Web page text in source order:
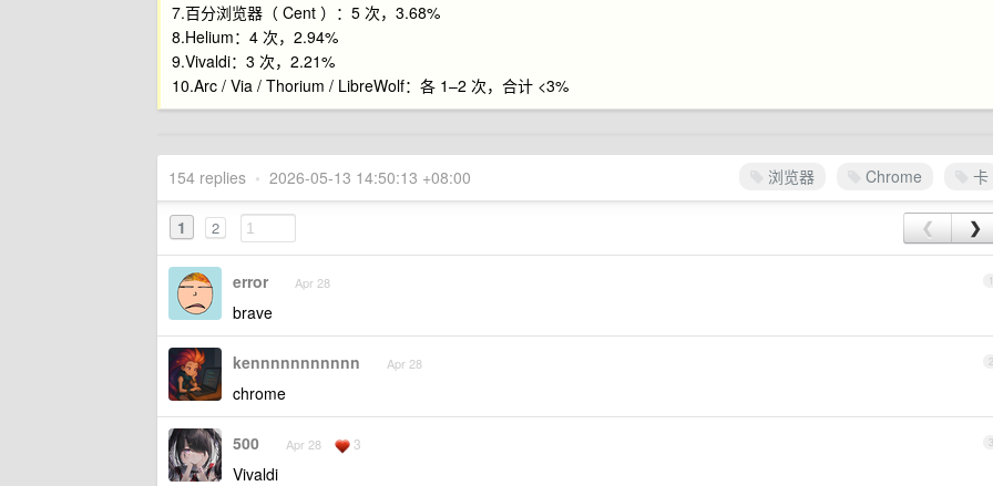
7.百分浏览器（ Cent ）：5 次，3.68%
8.Helium：4 次，2.94%
9.Vivaldi：3 次，2.21%
10.Arc / Via / Thorium / LibreWolf：各 1–2 次，合计 <3%
浏览器 Chrome 卡
154 replies • 2026-05-13 14:50:13 +08:00
1 2 ❮ ❯
1
error Apr 28
brave
2
kennnnnnnnnnn Apr 28
chrome
3
500 Apr 28 3
Vivaldi